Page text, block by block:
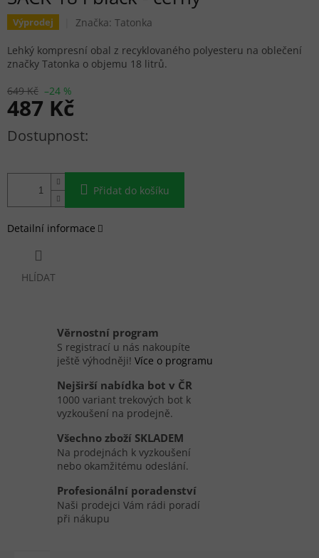
Výprodej Značka: Tatonka
649 Kč –24 %
487 Kč
Měrná cena:
Přidat do košíku
Lehký kompresní obal z recyklovaného polyesteru na oblečení
značky Tatonka o objemu 18 litrů.
Detailní informace
HLÍDAT
Věrnostní program
S registrací u nás nakoupíte
ještě výhodněji! Více o programu
Nejširší nabídka bot v ČR
1000 variant trekových bot k
vyzkoušení na prodejně.
Všechno zboží SKLADEM
Na prodejnách k vyzkoušení
nebo okamžitému odeslání.
Profesionální poradenství
Naši prodejci Vám rádi poradí
při nákupu